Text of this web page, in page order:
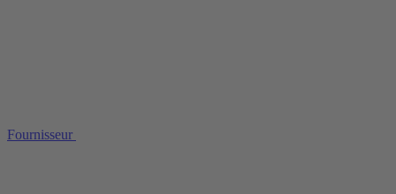
Fournisseur